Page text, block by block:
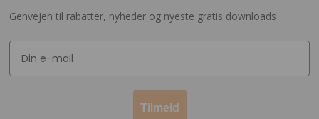
Genvejen til rabatter, nyheder og nyeste gratis downloads
Tilmeld